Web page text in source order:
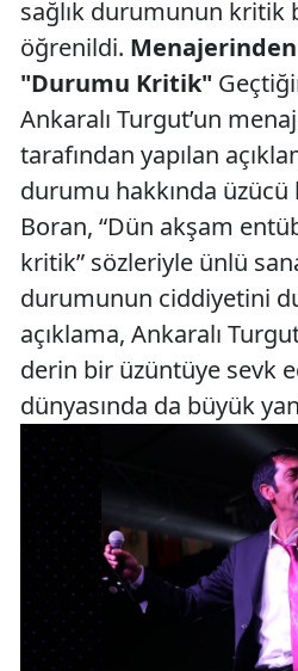
sağlık durumunun kritik
öğrenildi.
"Durumu Kritik"
Ankaralı Turgut’un
tarafından yapılan
durumu hakkında
Boran, “Dün akşam
kritik” sözleriyle ünlü
durumunun ciddiyetini
açıklama, Ankaralı
derin bir üzüntüye sevk
dünyasında da büyük